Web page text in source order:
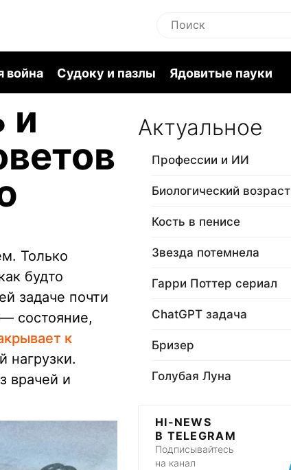
война Судоку и пазлы Ядовитые пауки
и
Только
будто
задаче почти
состояние,
к
нагрузки.
врачей и
Актуальное
Профессии и ИИ
Биологический возраст
Кость в пенисе
Звезда потемнела
Гарри Поттер сериал
ChatGPT задача
Бризер
Голубая Луна
HI-NEWS
В TELEGRAM
Подписывайтесь
на канал